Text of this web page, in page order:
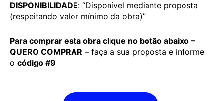
DISPONIBILIDADE: “Disponível mediante proposta
(respeitando valor mínimo da obra)”
Para comprar esta obra clique no botão abaixo –
QUERO COMPRAR – faça a sua proposta e informe
o código #9